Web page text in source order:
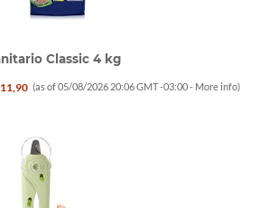
Classic 4 kg
(as of 05/08/2026 20:06 GMT -03:00 - More info)